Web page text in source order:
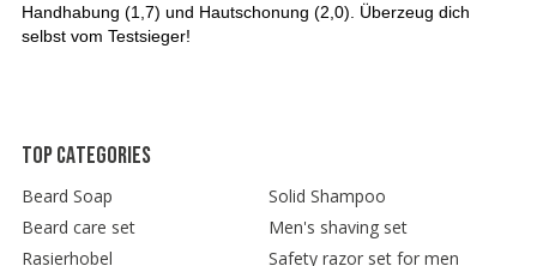
Handhabung (1,7) und Hautschonung (2,0). Überzeug dich
selbst vom Testsieger!
Top categories
Beard Soap
Solid Shampoo
Beard care set
Men's shaving set
Rasierhobel
Safety razor set for men